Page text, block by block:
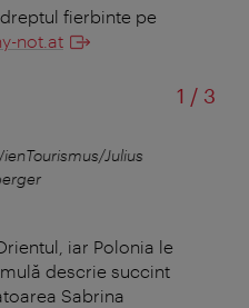
fierbinte pe
not.at
1 /din
3
Julius
iar Polonia le
descrie succint
Sabrina